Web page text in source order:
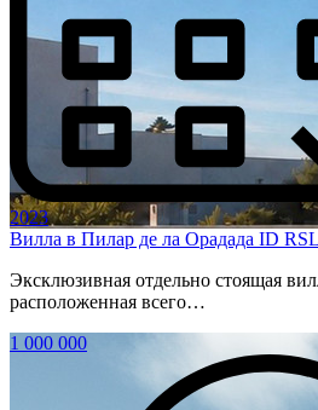
2023
Вилла в Пилар де ла Орадада ID
Эксклюзивная отдельно стоящая
расположенная всего…
1 000 000